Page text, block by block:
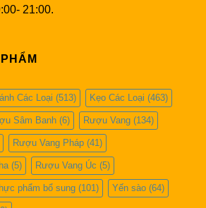
hồng hào, tươi trẻ.
cường hiệu quả điều trị ung thư.
21:00.
Các Loại (513) Kẹo Các Loại (463)
Sâm Banh (6) Rượu Vang (134)
Rượu Vang Pháp (41)
(5) Rượu Vang Úc (5)
phẩm bổ sung (101) Yến sào (64)